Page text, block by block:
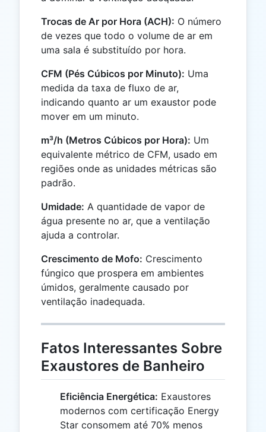
Trocas de Ar por Hora (ACH): O número
de vezes que todo o volume de ar em
uma sala é substituído por hora.
CFM (Pés Cúbicos por Minuto): Uma
medida da taxa de fluxo de ar,
indicando quanto ar um exaustor pode
mover em um minuto.
m³/h (Metros Cúbicos por Hora): Um
equivalente métrico de CFM, usado em
regiões onde as unidades métricas são
padrão.
Umidade: A quantidade de vapor de
água presente no ar, que a ventilação
ajuda a controlar.
Crescimento de Mofo: Crescimento
fúngico que prospera em ambientes
úmidos, geralmente causado por
ventilação inadequada.
Fatos Interessantes Sobre
Exaustores de Banheiro
Eficiência Energética: Exaustores
modernos com certificação Energy
Star consomem até 70% menos